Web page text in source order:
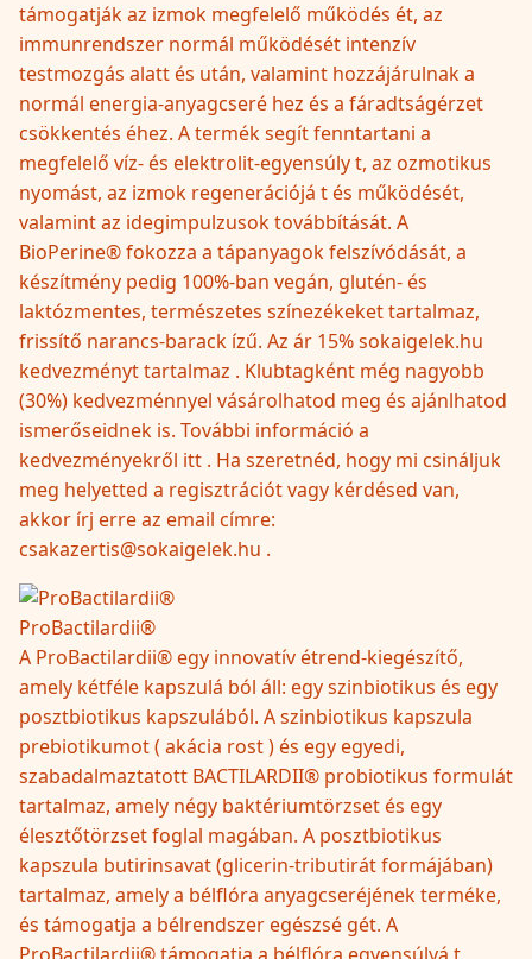
támogatják az izmok megfelelő működés ét, az
immunrendszer normál működését intenzív
testmozgás alatt és után, valamint hozzájárulnak a
normál energia-anyagcseré hez és a fáradtságérzet
csökkentés éhez. A termék segít fenntartani a
megfelelő víz- és elektrolit-egyensúly t, az ozmotikus
nyomást, az izmok regenerációjá t és működését,
valamint az idegimpulzusok továbbítását. A
BioPerine® fokozza a tápanyagok felszívódását, a
készítmény pedig 100%-ban vegán, glutén- és
laktózmentes, természetes színezékeket tartalmaz,
frissítő narancs-barack ízű. Az ár 15% sokaigelek.hu
kedvezményt tartalmaz . Klubtagként még nagyobb
(30%) kedvezménnyel vásárolhatod meg és ajánlhatod
ismerőseidnek is. További információ a
kedvezményekről itt . Ha szeretnéd, hogy mi csináljuk
meg helyetted a regisztrációt vagy kérdésed van,
akkor írj erre az email címre:
csakazertis@sokaigelek.hu .
ProBactilardii®
A ProBactilardii® egy innovatív étrend-kiegészítő,
amely kétféle kapszulá ból áll: egy szinbiotikus és egy
posztbiotikus kapszulából. A szinbiotikus kapszula
prebiotikumot ( akácia rost ) és egy egyedi,
szabadalmaztatott BACTILARDII® probiotikus formulát
tartalmaz, amely négy baktériumtörzset és egy
élesztőtörzset foglal magában. A posztbiotikus
kapszula butirinsavat (glicerin-tributirát formájában)
tartalmaz, amely a bélflóra anyagcseréjének terméke,
és támogatja a bélrendszer egészsé gét. A